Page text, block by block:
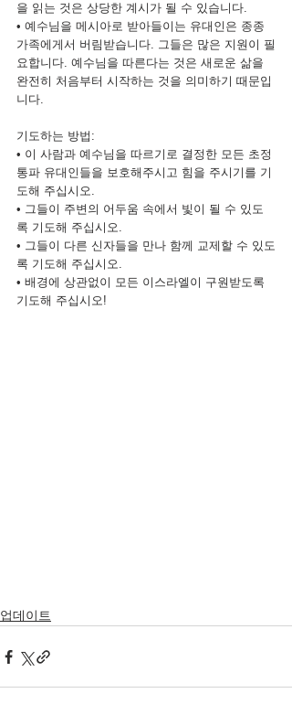
을 읽는 것은 상당한 계시가 될 수 있습니다.
• 예수님을 메시아로 받아들이는 유대인은 종종
가족에게서 버림받습니다. 그들은 많은 지원이 필
요합니다. 예수님을 따른다는 것은 새로운 삶을
완전히 처음부터 시작하는 것을 의미하기 때문입
니다.
기도하는 방법:
• 이 사람과 예수님을 따르기로 결정한 모든 초정
통파 유대인들을 보호해주시고 힘을 주시기를 기
도해 주십시오.
• 그들이 주변의 어두움 속에서 빛이 될 수 있도
록 기도해 주십시오.
• 그들이 다른 신자들을 만나 함께 교제할 수 있도
록 기도해 주십시오.
• 배경에 상관없이 모든 이스라엘이 구원받도록
기도해 주십시오!
업데이트